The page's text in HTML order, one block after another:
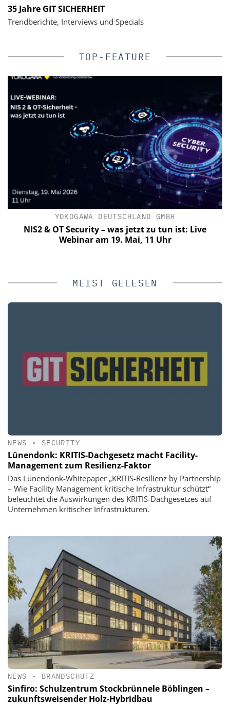
35 Jahre GIT SICHERHEIT
Trendberichte, Interviews und Specials
TOP-FEATURE
YOKOGAWA DEUTSCHLAND GMBH
NIS2 & OT Security – was jetzt zu tun ist: Live
Webinar am 19. Mai, 11 Uhr
MEIST GELESEN
NEWS • SECURITY
Lünendonk: KRITIS-Dachgesetz macht Facility-
Management zum Resilienz-Faktor
Das Lünendonk-Whitepaper „KRITIS-Resilienz by Partnership
– Wie Facility Management kritische Infrastruktur schützt“
beleuchtet die Auswirkungen des KRITIS-Dachgesetzes auf
Unternehmen kritischer Infrastrukturen.
NEWS • BRANDSCHUTZ
Sinfiro: Schulzentrum Stockbrünnele Böblingen –
zukunftsweisender Holz-Hybridbau